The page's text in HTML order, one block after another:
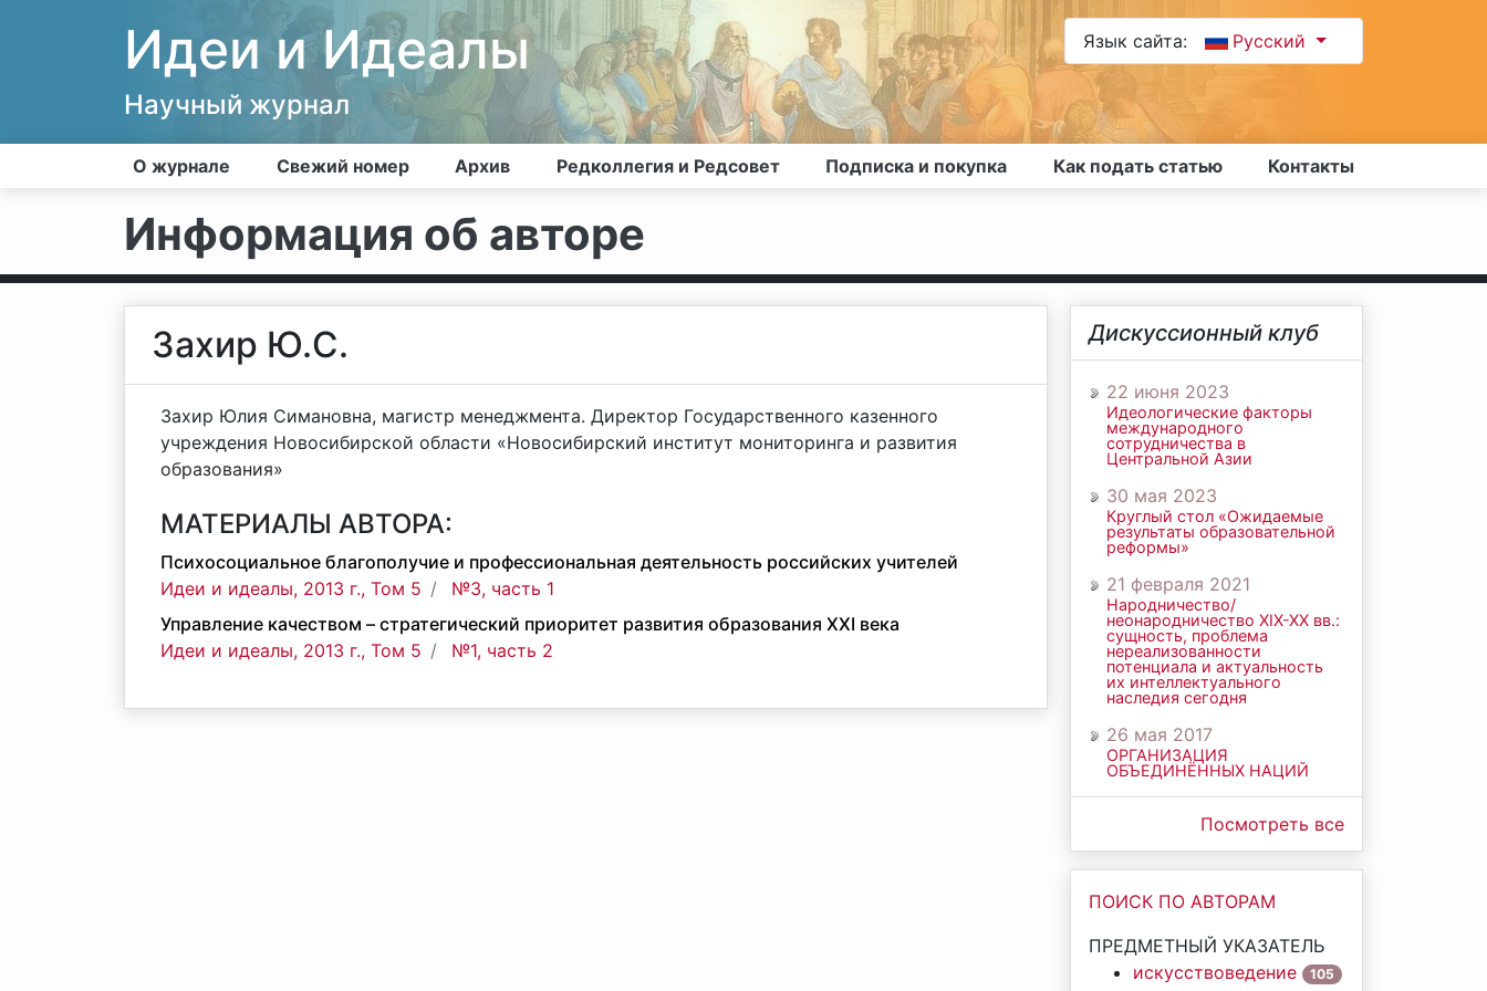
Идеи и Идеалы
Научный журнал
Язык сайта: Русский
О журнале Свежий номер Архив Редколлегия и Редсовет Подписка и покупка Как подать статью Контакты
Информация об авторе
Захир Ю.С.
Захир Юлия Симановна, магистр менеджмента. Директор Государственного казенного
учреждения Новосибирской области «Новосибирский институт мониторинга и развития
образования»
МАТЕРИАЛЫ АВТОРА:
Психосоциальное благополучие и профессиональная деятельность российских учителей
Идеи и идеалы, 2013 г., Том 5
№3, часть 1
Управление качеством – стратегический приоритет развития образования XXI века
Идеи и идеалы, 2013 г., Том 5
№1, часть 2
Дискуссионный клуб
22 июня 2023
Идеологические факторы
международного
сотрудничества в
Центральной Азии
30 мая 2023
Круглый стол «Ожидаемые
результаты образовательной
реформы»
21 февраля 2021
Народничество/
неонародничество ХIХ-ХХ вв.:
сущность, проблема
нереализованности
потенциала и актуальность
их интеллектуального
наследия сегодня
26 мая 2017
ОРГАНИЗАЦИЯ
ОБЪЕДИНЁННЫХ НАЦИЙ
Посмотреть все
ПОИСК ПО АВТОРАМ
ПРЕДМЕТНЫЙ УКАЗАТЕЛЬ
искусствоведение
105